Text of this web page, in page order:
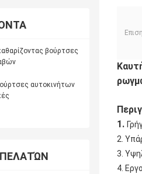
βούρτσες
αυτοκινήτων
1.
2.
3.
4.